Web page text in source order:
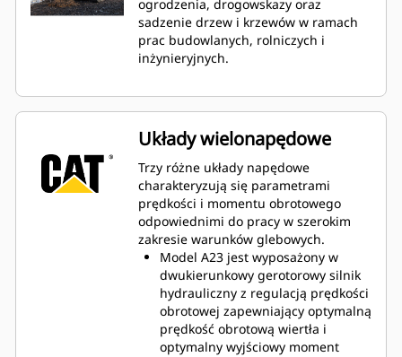
ogrodzenia, drogowskazy oraz
sadzenie drzew i krzewów w ramach
prac budowlanych, rolniczych i
inżynieryjnych.
Układy wielonapędowe
Trzy różne układy napędowe
charakteryzują się parametrami
prędkości i momentu obrotowego
odpowiednimi do pracy w szerokim
zakresie warunków glebowych.
Model A23 jest wyposażony w
dwukierunkowy gerotorowy silnik
hydrauliczny z regulacją prędkości
obrotowej zapewniający optymalną
prędkość obrotową wiertła i
optymalny wyjściowy moment